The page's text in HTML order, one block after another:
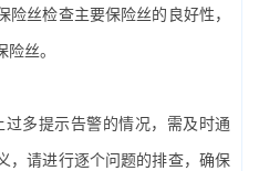
丝检查主要保险丝的良好性，
丝。
多提示告警的情况，需及时通
，请进行逐个问题的排查，确保